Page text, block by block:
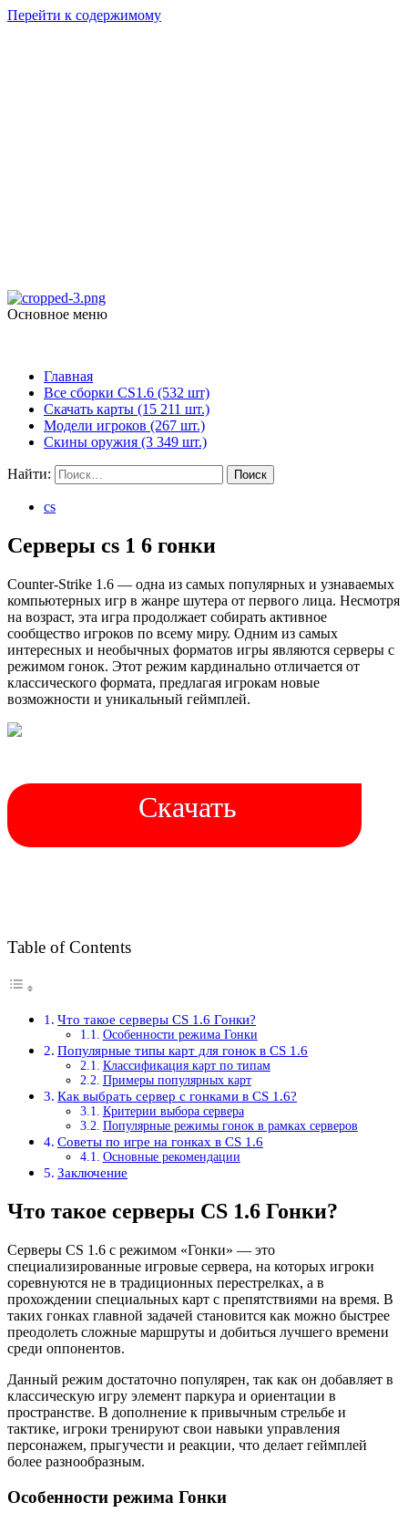
Перейти к содержимому
Основное меню
Главная
Все сборки CS1.6 (532 шт)
Скачать карты (15 211 шт.)
Модели игроков (267 шт.)
Скины оружия (3 349 шт.)
Найти:
cs
Серверы cs 1 6 гонки
Counter-Strike 1.6 — одна из самых популярных и узнаваемых
компьютерных игр в жанре шутера от первого лица. Несмотря
на возраст, эта игра продолжает собирать активное
сообщество игроков по всему миру. Одним из самых
интересных и необычных форматов игры являются серверы с
режимом гонок. Этот режим кардинально отличается от
классического формата, предлагая игрокам новые
возможности и уникальный геймплей.
Скачать
Table of Contents
Что такое серверы CS 1.6 Гонки?
Особенности режима Гонки
Популярные типы карт для гонок в CS 1.6
Классификация карт по типам
Примеры популярных карт
Как выбрать сервер с гонками в CS 1.6?
Критерии выбора сервера
Популярные режимы гонок в рамках серверов
Советы по игре на гонках в CS 1.6
Основные рекомендации
Заключение
Что такое серверы CS 1.6 Гонки?
Серверы CS 1.6 с режимом «Гонки» — это
специализированные игровые сервера, на которых игроки
соревнуются не в традиционных перестрелках, а в
прохождении специальных карт с препятствиями на время. В
таких гонках главной задачей становится как можно быстрее
преодолеть сложные маршруты и добиться лучшего времени
среди оппонентов.
Данный режим достаточно популярен, так как он добавляет в
классическую игру элемент паркура и ориентации в
пространстве. В дополнение к привычным стрельбе и
тактике, игроки тренируют свои навыки управления
персонажем, прыгучести и реакции, что делает геймплей
более разнообразным.
Особенности режима Гонки